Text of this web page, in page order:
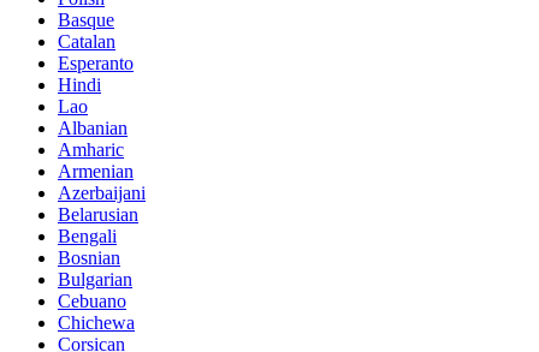
Basque
Catalan
Esperanto
Hindi
Lao
Albanian
Amharic
Armenian
Azerbaijani
Belarusian
Bengali
Bosnian
Bulgarian
Cebuano
Chichewa
Corsican